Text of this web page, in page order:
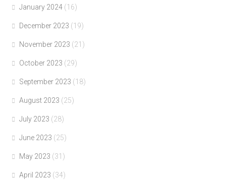
January 2024 (16)
December 2023 (19)
November 2023 (21)
October 2023 (29)
September 2023 (18)
August 2023 (25)
July 2023 (28)
June 2023 (25)
May 2023 (31)
April 2023 (34)